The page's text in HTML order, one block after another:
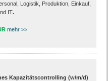
Logistik, Produktion, Einkauf,
IT.
mehr >>
Kapazitätscontrolling (w/m/d)